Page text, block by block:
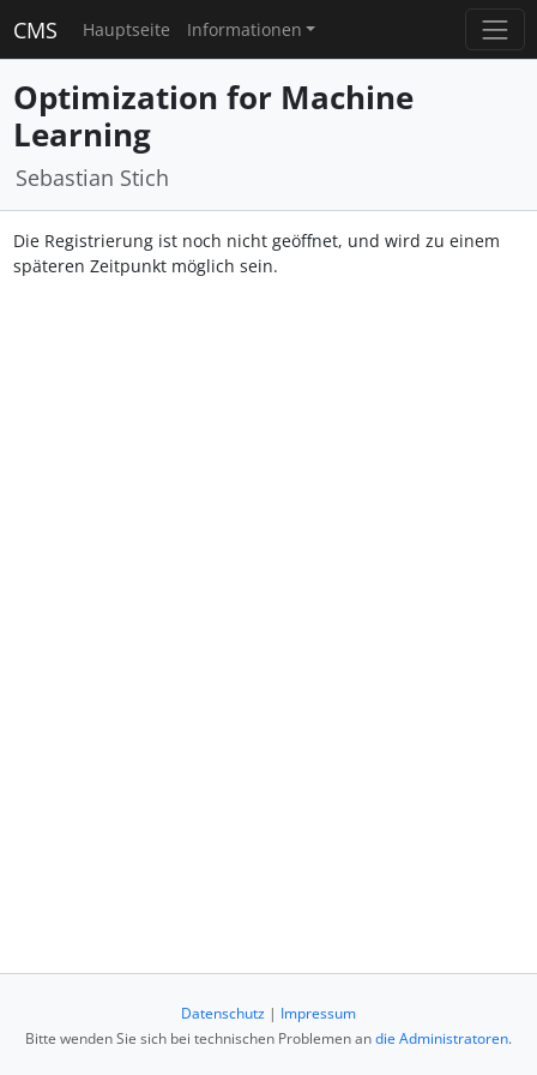
CMS Hauptseite Informationen
Optimization for Machine
Learning
Sebastian Stich
Die Registrierung ist noch nicht geöffnet, und wird zu einem
späteren Zeitpunkt möglich sein.
Datenschutz | Impressum
Bitte wenden Sie sich bei technischen Problemen andie Administratoren.